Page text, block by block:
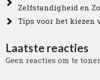
Zelfstandigheid en
Tips voor het kiezen
Laatste reacties
Geen reacties om te